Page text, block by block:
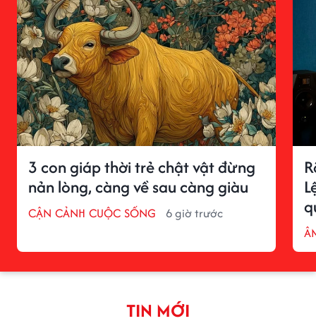
3 con giáp thời trẻ chật vật đừng
nản lòng, càng về sau càng giàu
CẬN CẢNH CUỘC SỐNG 6 giờ trước
TIN MỚI